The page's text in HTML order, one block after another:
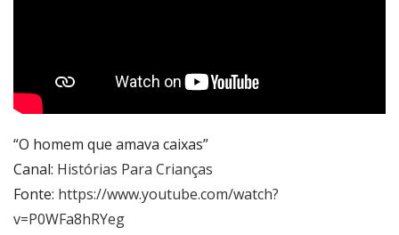
“O homem que amava caixas”
Canal: Histórias Para Crianças
Fonte: https://www.youtube.com/watch?
v=P0WFa8hRYeg